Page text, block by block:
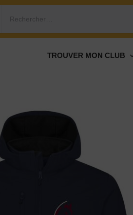
Rechercher…
TROUVER MON CLUB